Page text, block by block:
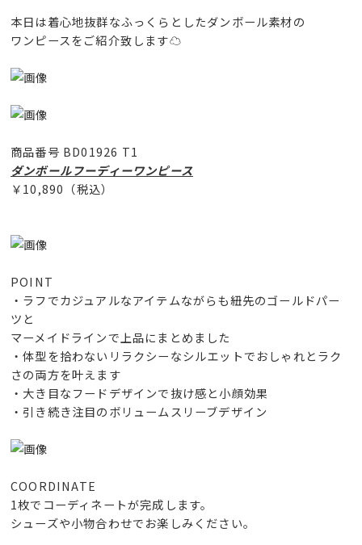
本日は着心地抜群なふっくらとしたダンボール素材の
ワンピースをご紹介致します☁️
商品番号 BD01926 T1
ダンボールフーディーワンピース
￥10,890（税込）
POINT
・ラフでカジュアルなアイテムながらも紐先のゴールドパー
ツと
マーメイドラインで上品にまとめました
・体型を拾わないリラクシーなシルエットでおしゃれとラク
さの両方を叶えます
・大き目なフードデザインで抜け感と小顔効果
・引き続き注目のボリュームスリーブデザイン
COORDINATE
1枚でコーディネートが完成します。
シューズや小物合わせでお楽しみください。